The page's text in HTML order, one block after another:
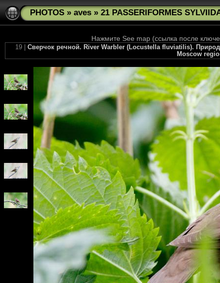
PHOTOS » aves » 21 PASSERIFORMES
Нажмите See map (ссылка после
19 | Сверчок речной. River Warbler (Locustella fluviatilis).
Moscow